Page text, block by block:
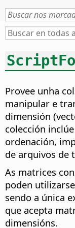
Provee unha
manipular e
dimensión
colección
ordenación,
de arquivos de
As matrices
poden
sendo a única
que acepta
dimensións.